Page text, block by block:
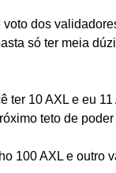
dos
só ter meia
ter 10 AXL e eu
teto de
100 AXL e outro